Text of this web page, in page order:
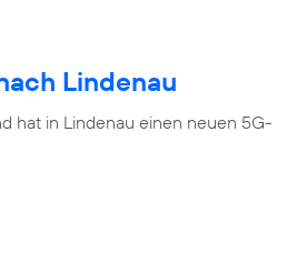
Lindenau
hat in Lindenau einen neuen 5G-